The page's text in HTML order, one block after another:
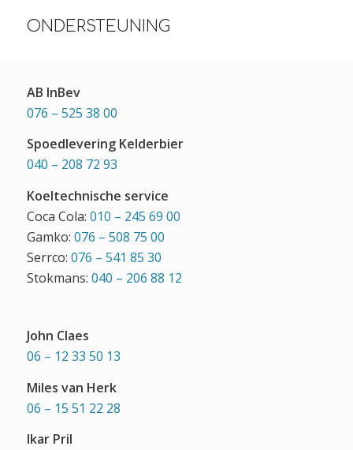
ONDERSTEUNING
AB InBev
076 – 525 38 00
Spoedlevering Kelderbier
040 – 208 72 93
Koeltechnische service
Coca Cola: 010 – 245 69 00
Gamko: 076 – 508 75 00
Serrco: 076 – 541 85 30
Stokmans: 040 – 206 88 12
John Claes
06 – 12 33 50 13
Miles van Herk
06 – 15 51 22 28
Ikar Pril